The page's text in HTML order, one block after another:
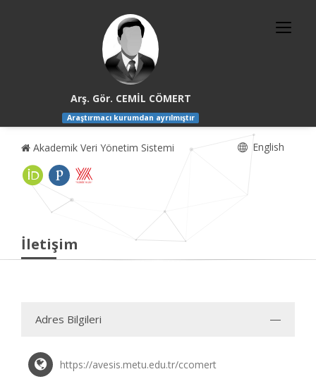
Arş. Gör. CEMİL CÖMERT
Araştırmacı kurumdan ayrılmıştır
Akademik Veri Yönetim Sistemi English
İletişim
Adres Bilgileri
https://avesis.metu.edu.tr/ccomert